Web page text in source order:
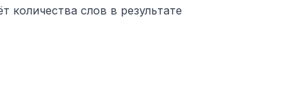
количества слов в результате